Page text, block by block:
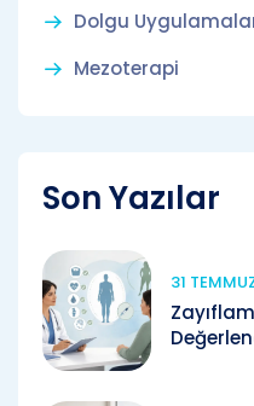
Dolgu
Mezoterapi
Son Yazılar
31